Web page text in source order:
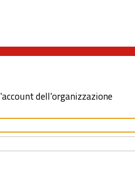
dell'organizzazione